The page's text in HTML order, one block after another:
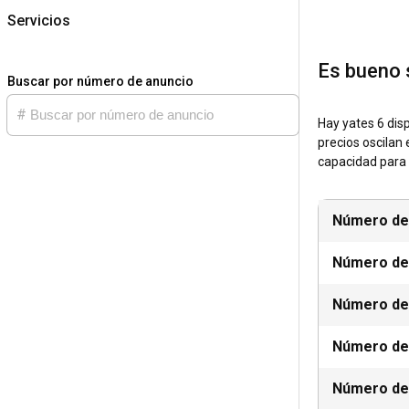
Servicios
Buscar por número de anuncio
¿Cuáles
sus aguas
para navegar
Unidos. Estas
Puedes
ser tan únicos
¿Cuál es la
de las
máximo de
pico turístico,
Es bueno
Hay yates 6
precios oscilan
capacidad
Número
Número
Número
Número
Número